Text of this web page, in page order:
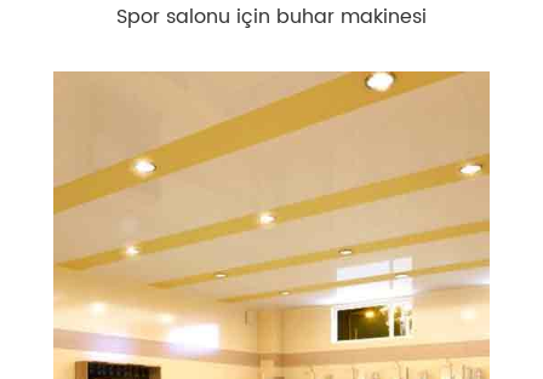
Spor salonu için buhar makinesi